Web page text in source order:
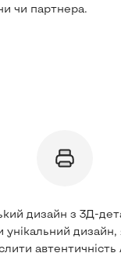
чи партнера.
дизайн з 3Д-